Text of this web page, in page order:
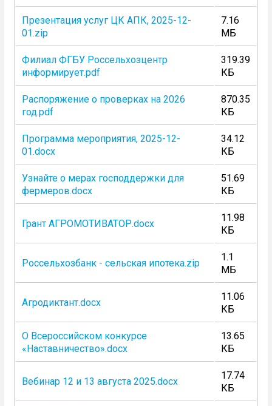
Презентация услуг ЦК АПК, 2025-12-
01.zip
7.16
МБ
Филиал ФГБУ Россельхозцентр
информирует.pdf
319.39
КБ
Распоряжение о проверках на 2026
год.pdf
870.35
КБ
Программа мероприятия, 2025-12-
01.docx
34.12
КБ
Узнайте о мерах господдержки для
фермеров.docx
51.69
КБ
Грант АГРОМОТИВАТОР.docx
11.98
КБ
Россельхозбанк - сельская ипотека.zip
1.1
МБ
Агродиктант.docx
11.06
КБ
О Всероссийском конкурсе
«Наставничество».docx
13.65
КБ
Вебинар 12 и 13 августа 2025.docx
17.74
КБ